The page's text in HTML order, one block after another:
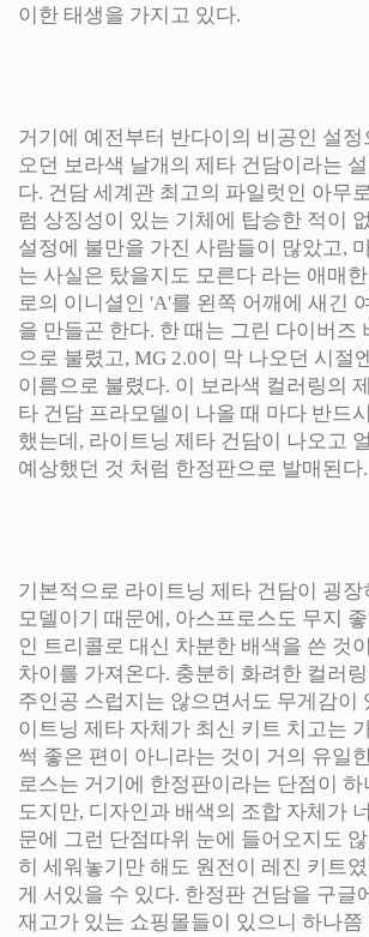
이한 태생을 가지고 있다.
거기에 예전부터 반다이의 비공인 설
오던 보라색 날개의 제타 건담이라는
다. 건담 세계관 최고의 파일럿인 아무
럼 상징성이 있는 기체에 탑승한 적이
설정에 불만을 가진 사람들이 많았고,
는 사실은 탔을지도 모른다 라는 애매
로의 이니셜인 'A'를 왼쪽 어깨에 새긴
을 만들곤 한다. 한 때는 그린 다이버즈
으로 불렸고, MG 2.0이 막 나오던 시절
이름으로 불렸다. 이 보라색 컬러링의
타 건담 프라모델이 나올 때 마다 반드
했는데, 라이트닝 제타 건담이 나오고
예상했던 것 처럼 한정판으로 발매된다.
기본적으로 라이트닝 제타 건담이 굉
모델이기 때문에, 아스프로스도 무지
인 트리콜로 대신 차분한 배색을 쓴 것
차이를 가져온다. 충분히 화려한 컬러
주인공 스럽지는 않으면서도 무게감이
이트닝 제타 자체가 최신 키트 치고는
썩 좋은 편이 아니라는 것이 거의 유일
로스는 거기에 한정판이라는 단점이 하
도지만, 디자인과 배색의 조합 자체가
문에 그런 단점따위 눈에 들어오지도
히 세워놓기만 해도 원전이 레진 키트
게 서있을 수 있다. 한정판 건담을 구글
재고가 있는 쇼핑몰들이 있으니 하나